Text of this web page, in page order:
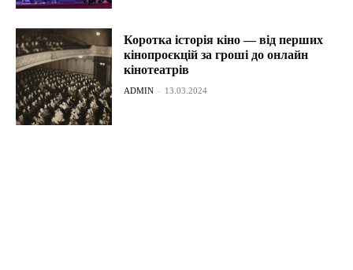
Коротка історія кіно — від перших
кінопроєкцій за гроші до онлайн
кінотеатрів
ADMIN - 13.03.2024